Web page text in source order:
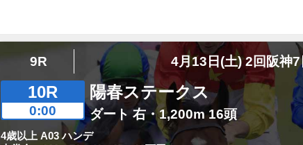
9R 4月13日(土) 2回阪神7
10R
0:00
陽春ステークス
ダート 右・1,200m 16頭
4歳以上 A03 ハンデ